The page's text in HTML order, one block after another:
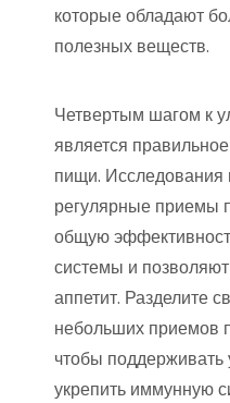
которые обладают
полезных веществ.
Четвертым шагом к
является
пищи. Исследования
регулярные приемы
общую
системы и
аппетит. Разделите
небольших приемов
чтобы поддерживать
укрепить иммунную